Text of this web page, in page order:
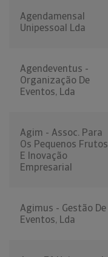
Agendamensal
Unipessoal Lda
Agendeventus -
Organização De
Eventos, Lda
Agim - Assoc. Para
Os Pequenos Frutos
E Inovação
Empresarial
Agimus - Gestão De
Eventos, Lda